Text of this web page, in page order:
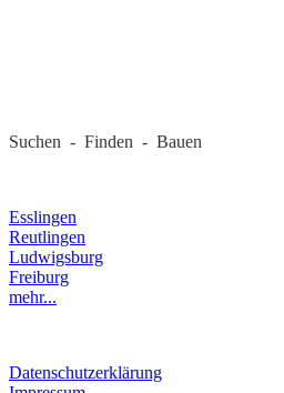
Suchen - Finden - Bauen
Esslingen
Reutlingen
Ludwigsburg
Freiburg
mehr...
Datenschutzerklärung